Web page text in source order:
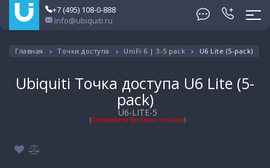
+7 (495) 108-0-888
info@ubiquiti.ru
Главная Точки доступа UniFi 6 | 3-5 pack U6 Lite (5-pack)
Ubiquiti Точка доступа U6 Lite (5-
pack)
U6-LITE-5
(Поставляется без блока питания)